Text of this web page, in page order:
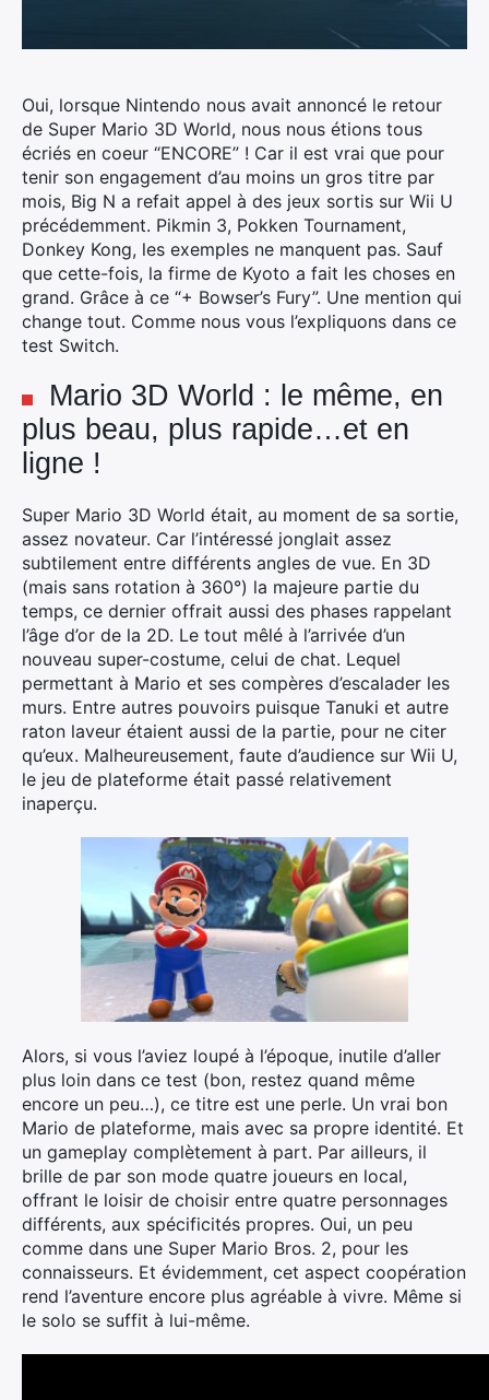
Oui, lorsque Nintendo nous avait annoncé le retour
de Super Mario 3D World, nous nous étions tous
écriés en coeur “ENCORE” ! Car il est vrai que pour
tenir son engagement d’au moins un gros titre par
mois, Big N a refait appel à des jeux sortis sur Wii U
précédemment. Pikmin 3, Pokken Tournament,
Donkey Kong, les exemples ne manquent pas. Sauf
que cette-fois, la firme de Kyoto a fait les choses en
grand. Grâce à ce “+ Bowser’s Fury”. Une mention qui
change tout. Comme nous vous l’expliquons dans ce
test Switch.
Mario 3D World : le même, en
plus beau, plus rapide…et en
ligne !
Super Mario 3D World était, au moment de sa sortie,
assez novateur. Car l’intéressé jonglait assez
subtilement entre différents angles de vue. En 3D
(mais sans rotation à 360°) la majeure partie du
temps, ce dernier offrait aussi des phases rappelant
l’âge d’or de la 2D. Le tout mêlé à l’arrivée d’un
nouveau super-costume, celui de chat. Lequel
permettant à Mario et ses compères d’escalader les
murs. Entre autres pouvoirs puisque Tanuki et autre
raton laveur étaient aussi de la partie, pour ne citer
qu’eux. Malheureusement, faute d’audience sur Wii U,
le jeu de plateforme était passé relativement
inaperçu.
Alors, si vous l’aviez loupé à l’époque, inutile d’aller
plus loin dans ce test (bon, restez quand même
encore un peu…), ce titre est une perle. Un vrai bon
Mario de plateforme, mais avec sa propre identité. Et
un gameplay complètement à part. Par ailleurs, il
brille de par son mode quatre joueurs en local,
offrant le loisir de choisir entre quatre personnages
différents, aux spécificités propres. Oui, un peu
comme dans une Super Mario Bros. 2, pour les
connaisseurs. Et évidemment, cet aspect coopération
rend l’aventure encore plus agréable à vivre. Même si
le solo se suffit à lui-même.